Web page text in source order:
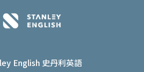
English 史丹利英語